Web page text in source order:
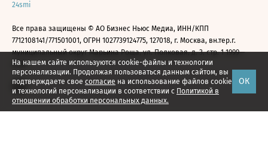
На нашем сайте используются cookie-файлы и технологии
персонализации. Продолжая пользоваться данным сайтом, вы
подтверждаете свое согласие на использование файлов cookie
и технологий персонализации в соответствии с Политикой в
отношении обработки персональных данных.
ОК
24smi
Все права защищены © АО Бизнес Ньюс Медиа, ИНН/КПП
7712108141/771501001, ОГРН 1027739124775, 127018, г. Москва, вн.тер.г.
муниципальный округ Марьина Роща, ул. Полковая, д. 3, стр. 1 1999—
2026